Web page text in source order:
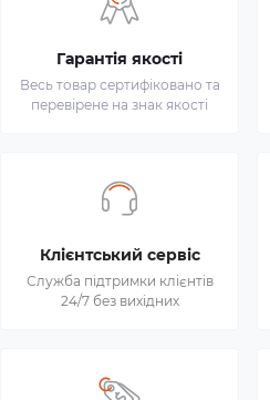
Гарантія якості
Весь товар сертифіковано та
перевірене на знак якості
Клієнтський сервіс
Служба підтримки клієнтів
24/7 без вихідних